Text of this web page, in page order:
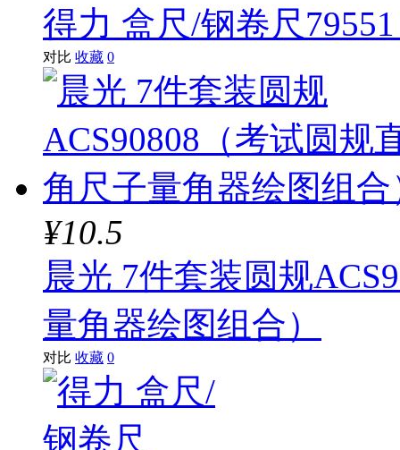
得力 盒尺/钢卷尺
对比 收藏 0
¥10.5
晨光 7件套装圆规
量角器绘图组合）
对比 收藏 0